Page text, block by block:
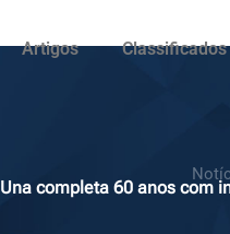
Artigos Classificados
Una completa 60 anos com